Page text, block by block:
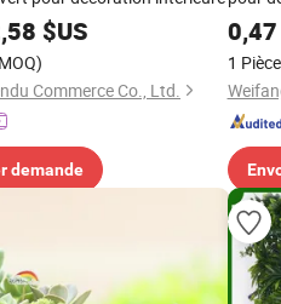
$US
Commerce Co., Ltd.
demande
0,47
1 Pièce